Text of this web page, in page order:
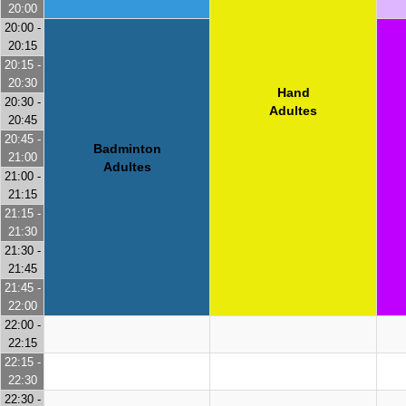
Hand
Adultes
20:00
20:00 -
20:15
Badminton
Adultes
20:15 -
20:30
20:30 -
20:45
20:45 -
21:00
21:00 -
21:15
21:15 -
21:30
21:30 -
21:45
21:45 -
22:00
22:00 -
22:15
22:15 -
22:30
22:30 -